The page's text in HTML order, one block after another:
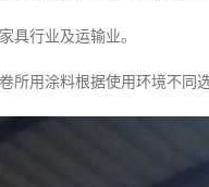
具行业及运输业。
所用涂料根据使用环境不同